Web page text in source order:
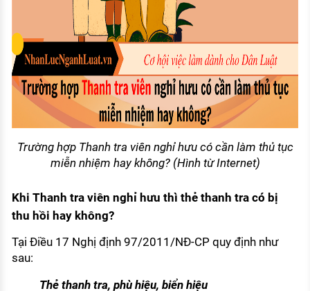
Trường hợp Thanh tra viên nghỉ hưu có cần làm thủ tục
miễn nhiệm hay không? (Hình từ Internet)
Khi Thanh tra viên nghỉ hưu thì thẻ thanh tra có bị
thu hồi hay không?
Tại Điều 17 Nghị định 97/2011/NĐ-CP quy định như
sau:
Thẻ thanh tra, phù hiệu, biển hiệu